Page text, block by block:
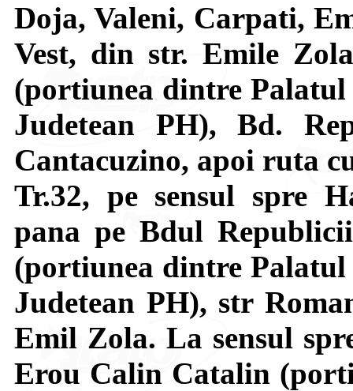
Doja, Valeni, Carpati,
Vest, din str. Emile
(portiunea dintre
Judetean PH), Bd.
Cantacuzino, apoi ruta
Tr.32, pe sensul spre
pana pe Bdul
(portiunea dintre
Judetean PH), str
Emil Zola. La sensul
Erou Calin Catalin